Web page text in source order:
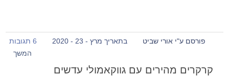
פורסם ע"י אורי שביט בתאריך מרץ - 23 - 2020
6 תגובות
המשך
קרקרים מהירים עם גווקאמולי עדשים